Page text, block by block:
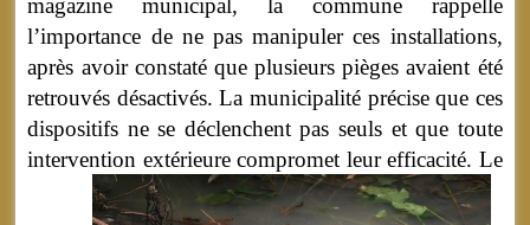
magazine municipal, la commune rappelle
l’importance de ne pas manipuler ces installations,
après avoir constaté que plusieurs pièges avaient été
retrouvés désactivés. La municipalité précise que ces
dispositifs ne se déclenchent pas seuls et que toute
intervention extérieure compromet leur efficacité. Le